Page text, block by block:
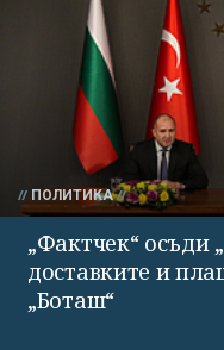
ПОЛИТИКА
„Фактчек“ осъди
доставките и
„Боташ“